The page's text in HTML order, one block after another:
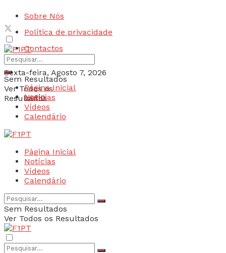
Sobre Nós
Política de privacidade
Contactos
Sexta-feira, Agosto 7, 2026
Login
Sem Resultados
Ver Todos os
Resultados
Página Inicial
Notícias
Vídeos
Calendário
Página Inicial
Notícias
Vídeos
Calendário
Sem Resultados
Ver Todos os Resultados